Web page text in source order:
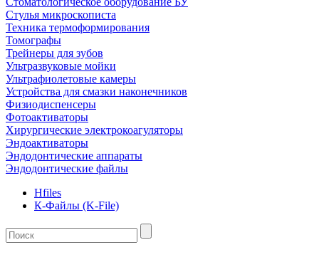
Стулья микроскописта
Техника термоформирования
Томографы
Трейнеры для зубов
Ультразвуковые мойки
Ультрафиолетовые камеры
Устройства для смазки наконечников
Физиодиспенсеры
Фотоактиваторы
Хирургические электрокоагуляторы
Эндоактиваторы
Эндодонтические аппараты
Эндодонтические файлы
Hfiles
К-Файлы (K-File)